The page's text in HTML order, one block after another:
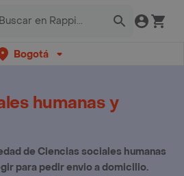
Bogotá
humanas y
de Ciencias sociales humanas
para pedir envio a domicilio.